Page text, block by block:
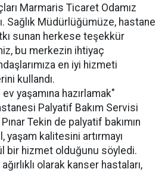
Marmaris Ticaret Odamız
Sağlık Müdürlüğümüze, hastane
sunan herkese teşekkür
bu merkezin ihtiyaç
en iyi hizmeti
kullandı.
ev yaşamına hazırlamak"
Palyatif Bakım Servisi
Tekin de palyatif bakımın
yaşam kalitesini artırmayı
bir hizmet olduğunu söyledi.
olarak kanser hastaları,